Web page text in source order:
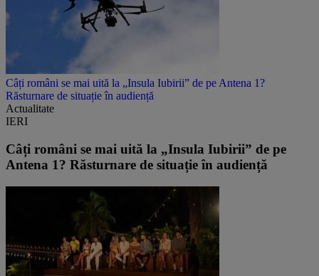
Câți români se mai uită la „Insula Iubirii” de pe Antena 1?
Răsturnare de situație în audiență
Actualitate
IERI
Câți români se mai uită la „Insula Iubirii” de pe
Antena 1? Răsturnare de situație în audiență